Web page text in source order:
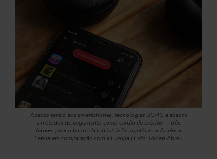
Acesso tardio aos smartphones, tecnologias 3G/4G e acesso
a métodos de pagamento como cartão de crédito — três
fatores para o boom da indústria fonográfica na América
Latina em comparação com a Europa | Foto: Renan Abreu